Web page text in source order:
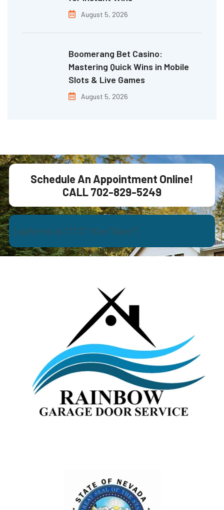
August 5, 2026
Boomerang Bet Casino:
Mastering Quick Wins in Mobile
Slots & Live Games
August 5, 2026
Schedule An Appointment Online!
CALL 702-829-5249
[wpforms id=”3113″ title=”false”]